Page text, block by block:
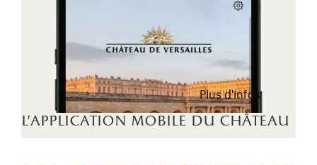
l'application mobile du château
Plus d'infos